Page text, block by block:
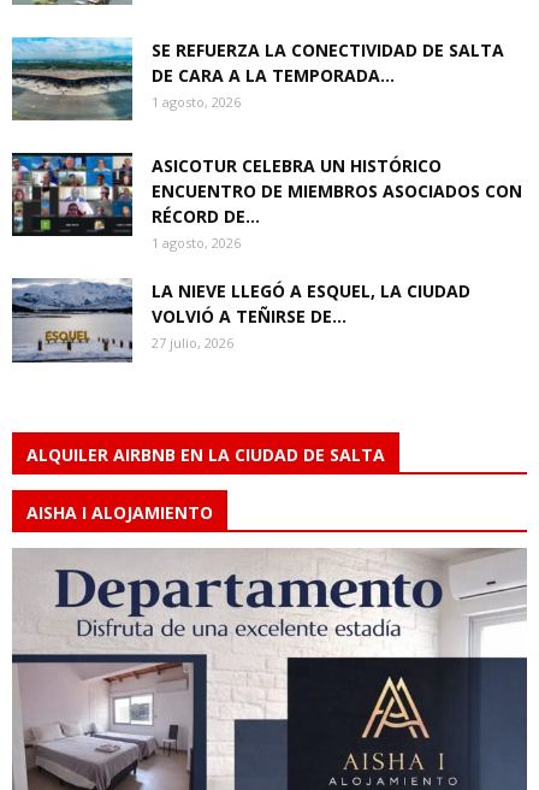
SE REFUERZA LA CONECTIVIDAD DE SALTA
DE CARA A LA TEMPORADA...
1 agosto, 2026
ASICOTUR CELEBRA UN HISTÓRICO
ENCUENTRO DE MIEMBROS ASOCIADOS CON
RÉCORD DE...
1 agosto, 2026
LA NIEVE LLEGÓ A ESQUEL, LA CIUDAD
VOLVIÓ A TEÑIRSE DE...
27 julio, 2026
ALQUILER AIRBNB EN LA CIUDAD DE SALTA
AISHA I ALOJAMIENTO